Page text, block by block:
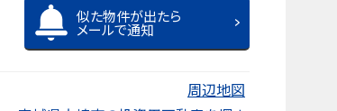
似た物件が出たら
メールで通知
周辺地図